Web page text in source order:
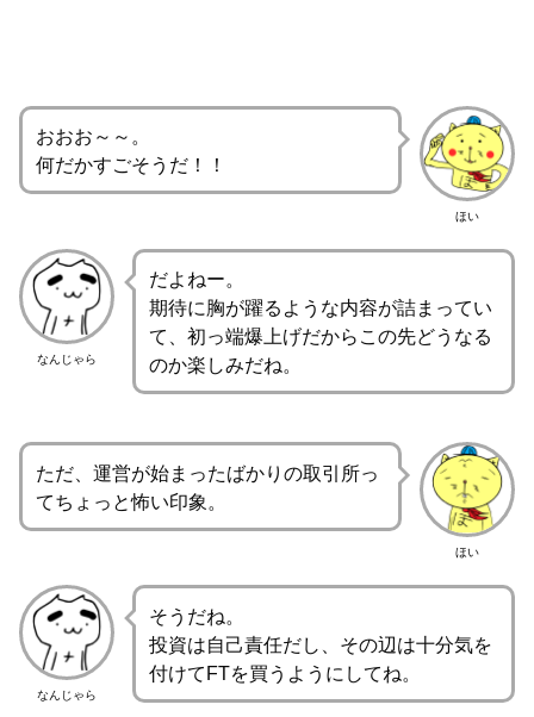
ほい
おおお～～。
何だかすごそうだ！！
なんじゃら
だよねー。
期待に胸が躍るような内容が詰まってい
て、初っ端爆上げだからこの先どうなる
のか楽しみだね。
ほい
ただ、運営が始まったばかりの取引所っ
てちょっと怖い印象。
なんじゃら
そうだね。
投資は自己責任だし、その辺は十分気を
付けてFTを買うようにしてね。